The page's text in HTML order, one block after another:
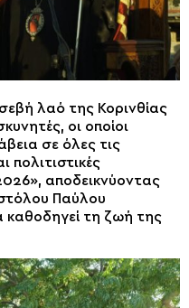
λαό της Κορινθίας
οι οποίοι
σε όλες τις
πολιτιστικές
αποδεικνύοντας
Παύλου
καθοδηγεί τη ζωή της